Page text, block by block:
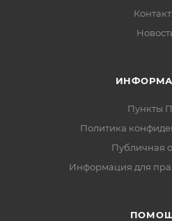
Пункты
Политика
Публичная
Информация для